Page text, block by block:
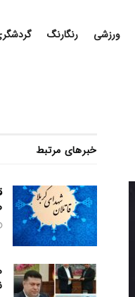
ورزشی رنگارنگ
خبرهای مرتبط